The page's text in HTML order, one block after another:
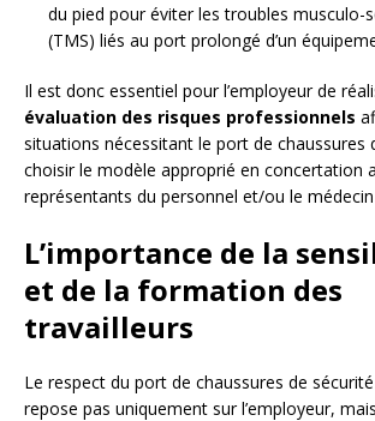
du pied pour éviter les troubles musculo-
(TMS) liés au port prolongé d’un
Il est donc essentiel pour l’employeur de
évaluation des risques professionnels
situations nécessitant le port de chaussures
choisir le modèle approprié en concertation
représentants du personnel et/ou le
L’importance de la
et de la formation des
travailleurs
Le respect du port de chaussures de
repose pas uniquement sur l’employeur,